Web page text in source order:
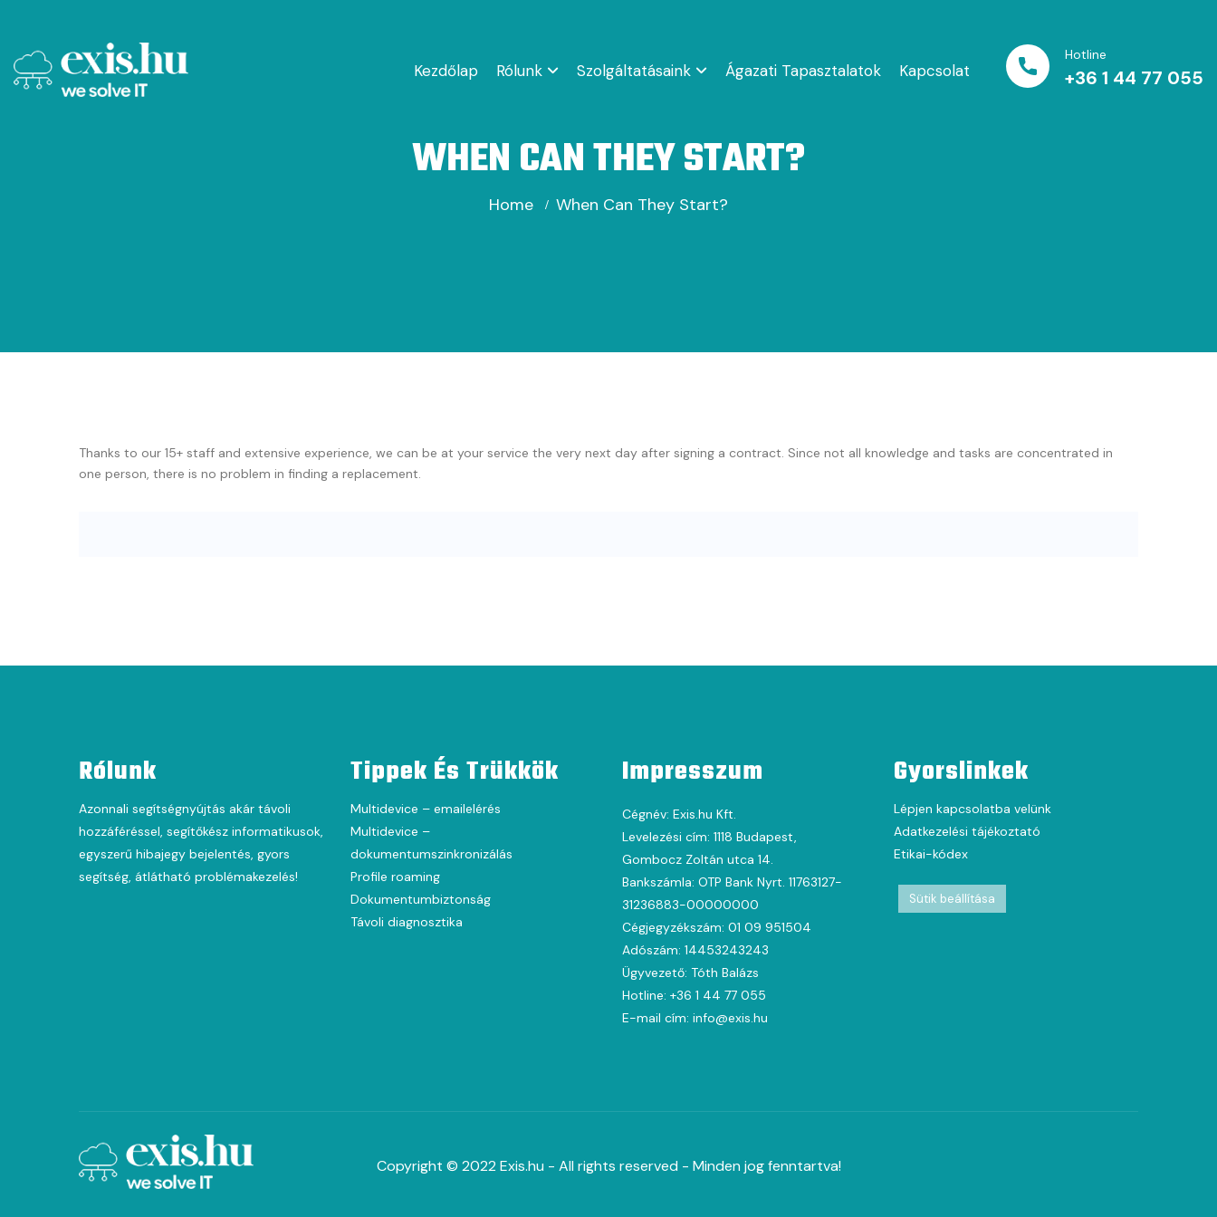
Kezdőlap Rólunk Szolgáltatásaink Ágazati Tapasztalatok Kapcsolat
Hotline
+36 1 44 77 055
WHEN CAN THEY START?
Home When Can They Start?
Thanks to our 15+ staff and extensive experience, we can be at your service the very next day after signing a contract. Since not all knowledge and tasks are concentrated in
one person, there is no problem in finding a replacement.
Rólunk
Azonnali segítségnyújtás akár távoli
hozzáféréssel, segítőkész informatikusok,
egyszerű hibajegy bejelentés, gyors
segítség, átlátható problémakezelés!
Tippek És Trükkök
Multidevice – emailelérés
Multidevice –
dokumentumszinkronizálás
Profile roaming
Dokumentumbiztonság
Távoli diagnosztika
Impresszum
Cégnév: Exis.hu Kft.
Levelezési cím: 1118 Budapest,
Gombocz Zoltán utca 14.
Bankszámla: OTP Bank Nyrt. 11763127-
31236883-00000000
Cégjegyzékszám: 01 09 951504
Adószám: 14453243243
Ügyvezető: Tóth Balázs
Hotline: +36 1 44 77 055
E-mail cím: info@exis.hu
Gyorslinkek
Lépjen kapcsolatba velünk
Adatkezelési tájékoztató
Etikai-kódex
Sütik beállítása
Copyright © 2022 Exis.hu - All rights reserved - Minden jog fenntartva!